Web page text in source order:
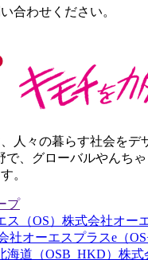
合わせください。
人々の暮らす社会をデ
で、グローバルやんち
。
プ
（OS） 株式会社オー
社オーエスプラスe（
海道（OSB_HKD） 株式